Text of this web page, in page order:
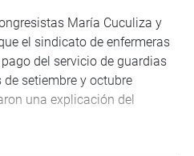
María Cuculiza y
el sindicato de enfermeras
del servicio de guardias
setiembre y octubre
una explicación del